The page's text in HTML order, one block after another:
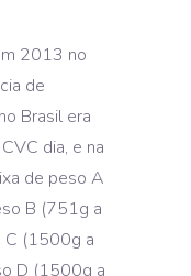
2013 no
de
Brasil era
dia, e na
de peso A
B (751g a
C (1500g a
D (1500g a